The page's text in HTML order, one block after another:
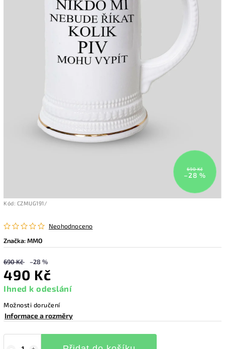
690 Kč
–28 %
Kód: CZMUG191/
Neohodnoceno
Značka:MMO
690 Kč –28 %
490 Kč
Ihned k odeslání
Možnosti doručení
Informace a rozměry